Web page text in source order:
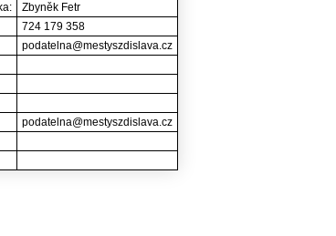
Zbyněk Fetr
724 179 358
podatelna@mestyszdislava.cz
podatelna@mestyszdislava.cz